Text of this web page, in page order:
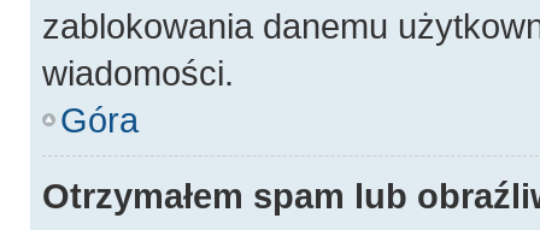
zablokowania danemu
wiadomości.
Góra
Otrzymałem spam lub